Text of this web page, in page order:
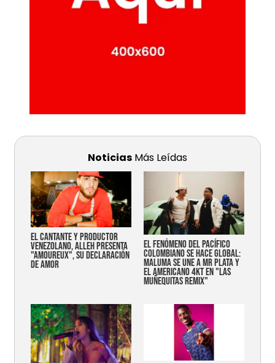
Noticias Más Leídas
EL CANTANTE Y PRODUCTOR
VENEZOLANO, ALLEH PRESENTA
"AMOUREUX", SU DECLARACIÓN
DE AMOR
EL FENÓMENO DEL PACÍFICO
COLOMBIANO SE HACE GLOBAL:
MALUMA SE UNE A MR PLATA Y
EL AMERICANO 4KT EN "LAS
MUÑEQUITAS REMIX"